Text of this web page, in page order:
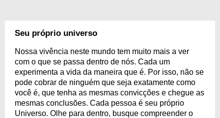
Seu próprio universo
Nossa vivência neste mundo tem muito mais a ver
com o que se passa dentro de nós. Cada um
experimenta a vida da maneira que é. Por isso, não se
pode cobrar de ninguém que seja exatamente como
você é, que tenha as mesmas convicções e chegue as
mesmas conclusões. Cada pessoa é seu próprio
Universo. Olhe para dentro, busque compreender o